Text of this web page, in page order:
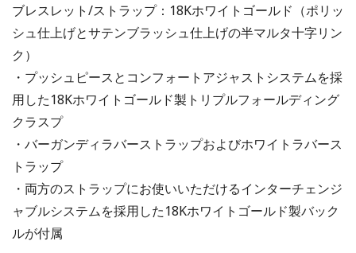
ブレスレット/ストラップ：18Kホワイトゴールド（ポリッ
シュ仕上げとサテンブラッシュ仕上げの半マルタ十字リン
ク）
・プッシュピースとコンフォートアジャストシステムを採
用した18Kホワイトゴールド製トリプルフォールディング
クラスプ
・バーガンディラバーストラップおよびホワイトラバース
トラップ
・両方のストラップにお使いいただけるインターチェンジ
ャブルシステムを採用した18Kホワイトゴールド製バック
ルが付属